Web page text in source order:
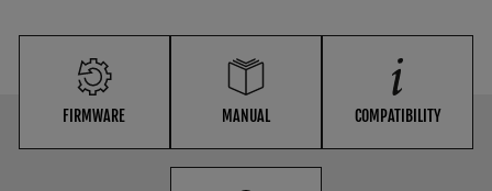
FIRMWARE MANUAL COMPATIBILITY